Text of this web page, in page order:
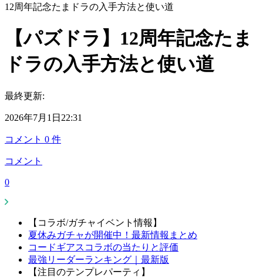
12周年記念たまドラの入手方法と使い道
【パズドラ】12周年記念たま
ドラの入手方法と使い道
最終更新:
2026年7月1日22:31
コメント 0 件
コメント
0
【コラボ/ガチャイベント情報】
夏休みガチャが開催中！最新情報まとめ
コードギアスコラボの当たりと評価
最強リーダーランキング｜最新版
【注目のテンプレパーティ】